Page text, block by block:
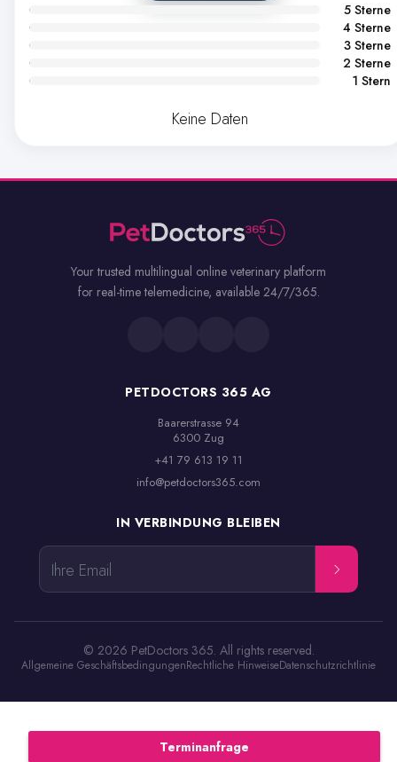
5 Sterne
4 Sterne
3 Sterne
2 Sterne
1 Stern
Keine Daten
Terminanfrage
Your trusted multilingual online veterinary platform
for real-time telemedicine, available 24/7/365.
PETDOCTORS 365 AG
Baarerstrasse 94
6300 Zug
+41 79 613 19 11
info@petdoctors365.com
IN VERBINDUNG BLEIBEN
Ihre Email
© 2026 PetDoctors 365. All rights reserved.
Allgemeine GeschäftsbedingungenRechtliche HinweiseDatenschutzrichtlinie